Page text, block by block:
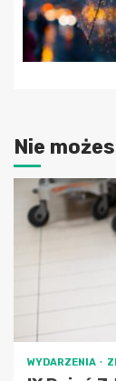
Nie
WYDARZENIA